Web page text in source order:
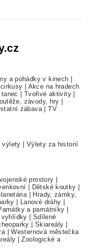
a pohádky v kinech
Akce na hradech
Tvořivé aktivity
závody, hry
zábava |TV
výlety
Výlety za historií
prostory
Dětské koutky
Hrady, zámky,
Lanové dráhy
a památníky
vyhlídky
Sdílené
Skiareály
|Westernová městečka
|Zoologické a